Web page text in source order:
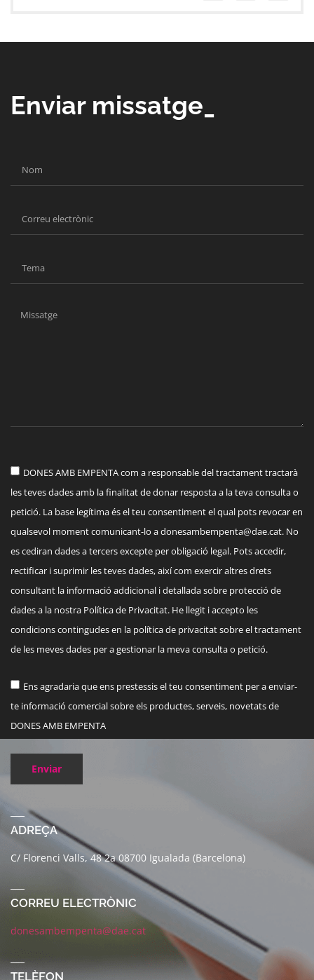
Enviar missatge_
DONES AMB EMPENTA com a responsable del tractament tractarà
les teves dades amb la finalitat de donar resposta a la teva consulta o
petició. La base legítima és el teu consentiment el qual pots revocar en
qualsevol moment comunicant-lo adonesambempenta@dae.cat. No
es cediran dades a tercers excepte per obligació legal. Pots accedir,
rectificar i suprimir les teves dades, així com exercir altres drets
consultant la informació addicional i detallada sobre protecció de
dades a la nostra Política de Privacitat. He llegit i accepto les
condicions contingudes en la política de privacitat sobre el tractament
de les meves dades per a gestionar la meva consulta o petició.
Ens agradaria que ens prestessis el teu consentiment per a enviar-
te informació comercial sobre els productes, serveis, novetats de
DONES AMB EMPENTA
Enviar
ADREÇA
C/ Florenci Valls, 48 2a 08700 Igualada (Barcelona)
CORREU ELECTRÒNIC
donesambempenta@dae.cat
TELÈFON